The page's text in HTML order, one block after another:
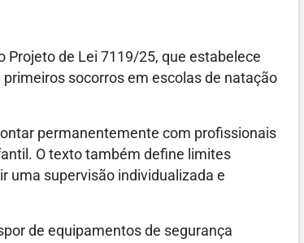
Projeto de Lei 7119/25, que estabelece
socorros em escolas de natação
permanentemente com profissionais
O texto também define limites
uma supervisão individualizada e
de equipamentos de segurança